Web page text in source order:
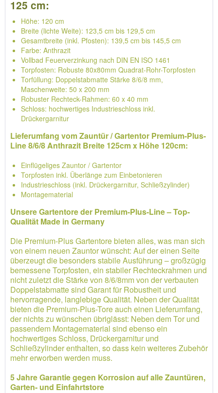
125 cm:
Höhe: 120 cm
Breite (lichte Weite): 123,5 cm bis 129,5 cm
Gesamtbreite (inkl. Pfosten): 139,5 cm bis 145,5 cm
Farbe: Anthrazit
Vollbad Feuerverzinkung nach DIN EN ISO 1461
Torpfosten: Robuste 80x80mm Quadrat-Rohr-Torpfosten
Torfüllung: Doppelstabmatte Stärke 8/6/8 mm,
Maschenweite: 50 x 200 mm
Robuster Rechteck-Rahmen: 60 x 40 mm
Schloss: hochwertiges Industrieschloss inkl.
Drückergarnitur
Lieferumfang vom Zauntür / Gartentor Premium-Plus-
Line 8/6/8 Anthrazit Breite 125cm x Höhe 120cm:
Einflügeliges Zauntor / Gartentor
Torpfosten inkl. Überlänge zum Einbetonieren
Industrieschloss (inkl. Drückergarnitur, Schließzylinder)
Montagematerial
Unsere Gartentore der Premium-Plus-Line – Top-
Qualität Made in Germany
Die Premium-Plus Gartentore bieten alles, was man sich
von einem neuen Zauntor wünscht: Auf der einen Seite
überzeugt die besonders stabile Ausführung – großzügig
bemessene Torpfosten, ein stabiler Rechteckrahmen und
nicht zuletzt die Stärke von 8/6/8mm von der verbauten
Doppelstabmatte sind Garant für Robustheit und
hervorragende, langlebige Qualität. Neben der Qualität
bieten die Premium-Plus-Tore auch einen Lieferumfang,
der nichts zu wünschen übriglässt: Neben dem Tor und
passendem Montagematerial sind ebenso ein
hochwertiges Schloss, Drückergarnitur und
Schließzylinder enthalten, so dass kein weiteres Zubehör
mehr erworben werden muss.
5 Jahre Garantie gegen Korrosion auf alle Zauntüren,
Garten- und Einfahrtstore